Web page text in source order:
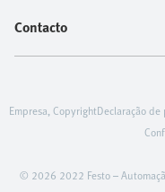
Contacto
© 2026 2022 Festo –
Empresa, CopyrightDeclaração